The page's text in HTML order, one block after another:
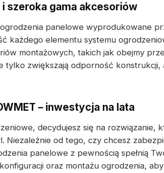
szeroka gama akcesoriów
panelowe wyprodukowane
każdego elementu systemu
montażowych, takich jak obejmy
tylko zwiększają odporność konstrukcji,
– inwestycja na lata
decydujesz się na rozwiązanie,
Niezależnie od tego, czy chcesz
panelowe z pewnością spełnią
oraz montażu ogrodzenia,